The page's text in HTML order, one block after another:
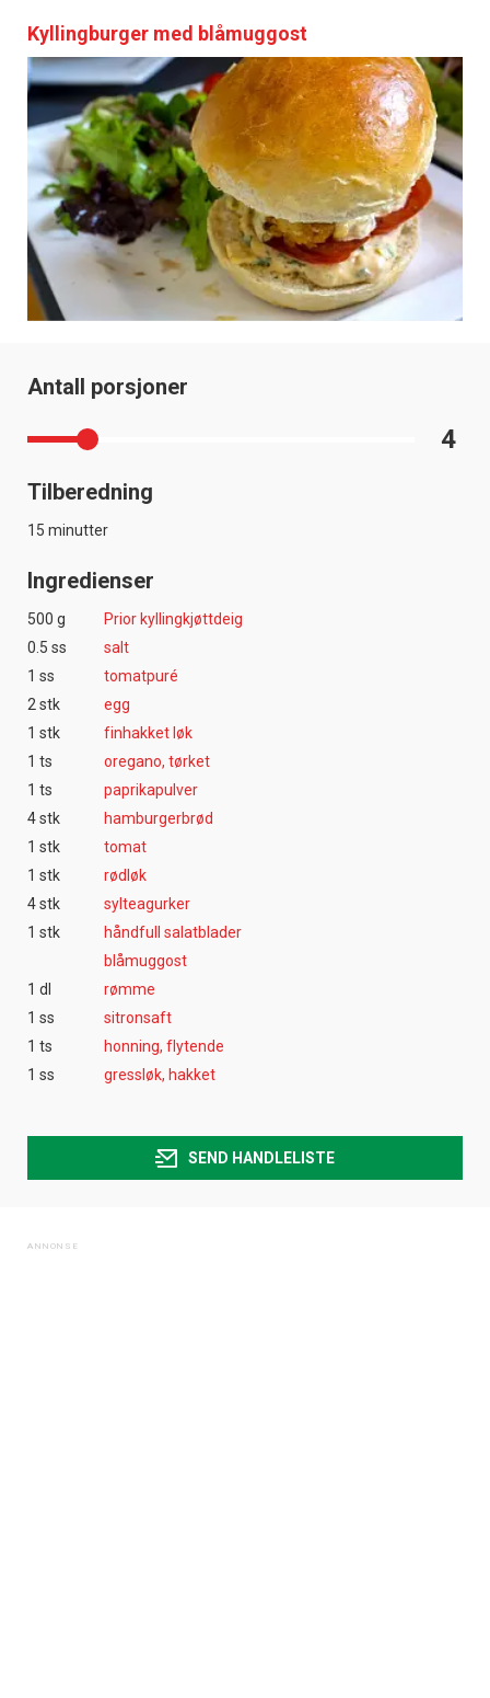
Kyllingburger med blåmuggost
Antall porsjoner
4
Tilberedning
15 minutter
Ingredienser
500 g
Prior kyllingkjøttdeig
0.5 ss
salt
1 ss
tomatpuré
2 stk
egg
1 stk
finhakket løk
1 ts
oregano, tørket
1 ts
paprikapulver
4 stk
hamburgerbrød
1 stk
tomat
1 stk
rødløk
4 stk
sylteagurker
1 stk
håndfull salatblader
blåmuggost
1 dl
rømme
1 ss
sitronsaft
1 ts
honning, flytende
1 ss
gressløk, hakket
SEND HANDLELISTE